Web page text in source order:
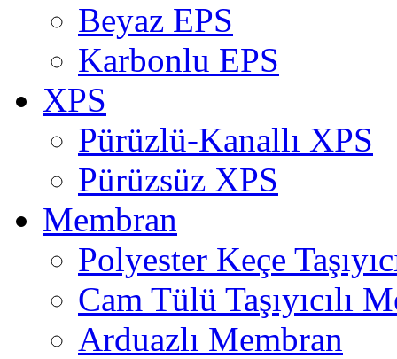
Beyaz EPS
Karbonlu EPS
XPS
Pürüzlü-Kanallı XPS
Pürüzsüz XPS
Membran
Polyester Keçe
Cam Tülü Taşıyıcılı
Arduazlı Membran